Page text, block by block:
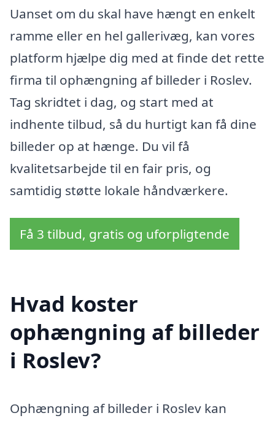
Uanset om du skal have hængt en enkelt
ramme eller en hel gallerivæg, kan vores
platform hjælpe dig med at finde det rette
firma til ophængning af billeder i Roslev.
Tag skridtet i dag, og start med at
indhente tilbud, så du hurtigt kan få dine
billeder op at hænge. Du vil få
kvalitetsarbejde til en fair pris, og
samtidig støtte lokale håndværkere.
Få 3 tilbud, gratis og uforpligtende
Hvad koster
ophængning af billeder
i Roslev?
Ophængning af billeder i Roslev kan